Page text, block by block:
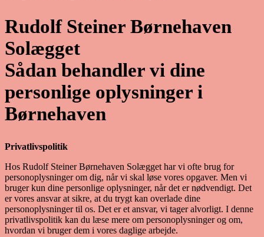
Rudolf Steiner Børnehaven
Solægget
Sådan behandler vi dine
personlige oplysninger i
Børnehaven
Privatlivspolitik
Hos Rudolf Steiner Børnehaven Solægget har vi ofte brug for
personoplysninger om dig, når vi skal løse vores opgaver. Men vi
bruger kun dine personlige oplysninger, når det er nødvendigt. Det
er vores ansvar at sikre, at du trygt kan overlade dine
personoplysninger til os. Det er et ansvar, vi tager alvorligt. I denne
privatlivspolitik kan du læse mere om personoplysninger og om,
hvordan vi bruger dem i vores daglige arbejde.